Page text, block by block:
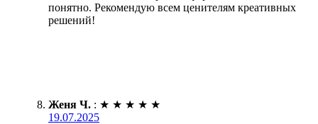
понятно. Рекомендую всем ценителям креативных
решений!
Женя Ч. : ★ ★ ★ ★ ★
19.07.2025